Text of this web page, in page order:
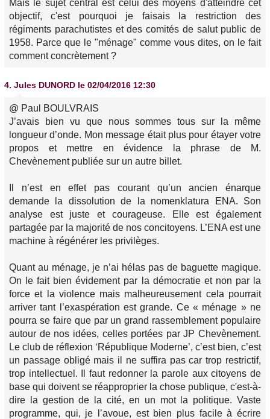
Mais le sujet central est celui des moyens d'atteindre cet
objectif, c'est pourquoi je faisais la restriction des
régiments parachutistes et des comités de salut public de
1958. Parce que le "ménage" comme vous dites, on le fait
comment concrètement ?
4. Jules DUNORD le 02/04/2016 12:30
@ Paul BOULVRAIS
J’avais bien vu que nous sommes tous sur la même
longueur d’onde. Mon message était plus pour étayer votre
propos et mettre en évidence la phrase de M.
Chevènement publiée sur un autre billet.
Il n’est en effet pas courant qu’un ancien énarque
demande la dissolution de la nomenklatura ENA. Son
analyse est juste et courageuse. Elle est également
partagée par la majorité de nos concitoyens. L’ENA est une
machine à régénérer les privilèges.
Quant au ménage, je n’ai hélas pas de baguette magique.
On le fait bien évidement par la démocratie et non par la
force et la violence mais malheureusement cela pourrait
arriver tant l’exaspération est grande. Ce « ménage » ne
pourra se faire que par un grand rassemblement populaire
autour de nos idées, celles portées par JP Chevènement.
Le club de réflexion ‘République Moderne’, c’est bien, c’est
un passage obligé mais il ne suffira pas car trop restrictif,
trop intellectuel. Il faut redonner la parole aux citoyens de
base qui doivent se réapproprier la chose publique, c'est-à-
dire la gestion de la cité, en un mot la politique. Vaste
programme, qui, je l’avoue, est bien plus facile à écrire